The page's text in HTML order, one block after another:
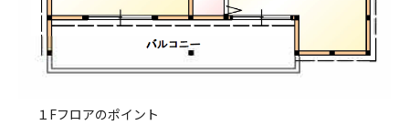
１Fフロアのポイント